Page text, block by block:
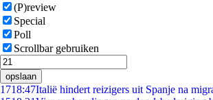
(P)review
Special
Poll
Scrollbar gebruiken
opslaan
1718:47Italië hindert reizigers uit Spanje na